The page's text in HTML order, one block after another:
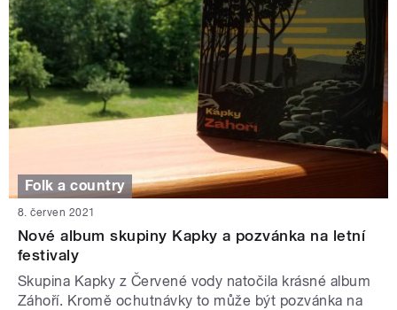
Folk a country
8. červen 2021
Nové album skupiny Kapky a pozvánka na letní
festivaly
Skupina Kapky z Červené vody natočila krásné album
Záhoří. Kromě ochutnávky to může být pozvánka na